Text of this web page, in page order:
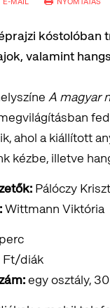
kóstolóban
valamint
A magyar
ahol a kiállított
kézbe, illetve
Pálóczy
Wittmann Viktória
Ft/diák
egy osztály,